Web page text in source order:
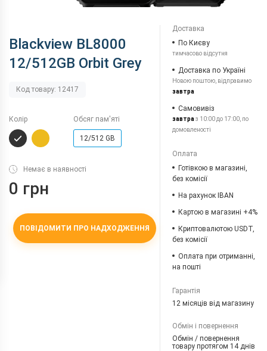
Blackview BL8000
12/512GB Orbit Grey
Код товару: 12417
Колір Обсяг пам'яті
12/512 GB
Немає в наявності
0 грн
ПОВІДОМИТИ ПРО НАДХОДЖЕННЯ
Доставка
По Києву
тимчасово відсутня
Доставка по Україні
Новою поштою, відправимо
завтра
Самовивіз
завтраз 10:00 до 17:00, по
домовленості
Оплата
Готівкою в магазині,
без комісії
На рахунок IBAN
Картою в магазині +4%
Криптовалютою USDT,
без комісії
Оплата при отриманні,
на пошті
Гарантія
12 місяців від магазину
Обмін і повернення
Обмін / повернення
товару протягом 14 днів